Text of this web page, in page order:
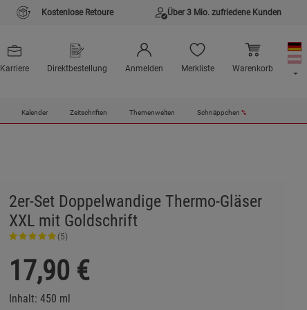
Kostenlose Retoure Über 3 Mio. zufriedene Kunden
Karriere Direktbestellung Anmelden Merkliste Warenkorb
Kalender Zeitschriften Themenwelten Schnäppchen %
2er-Set Doppelwandige Thermo-Gläser
XXL mit Goldschrift
(5)
17,90 €
Inhalt: 450 ml